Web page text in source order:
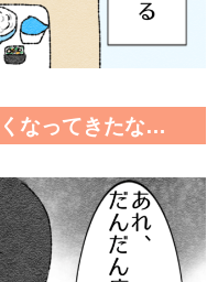
なってきたな…